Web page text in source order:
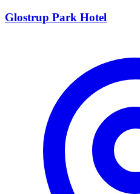
Glostrup Park Hotel